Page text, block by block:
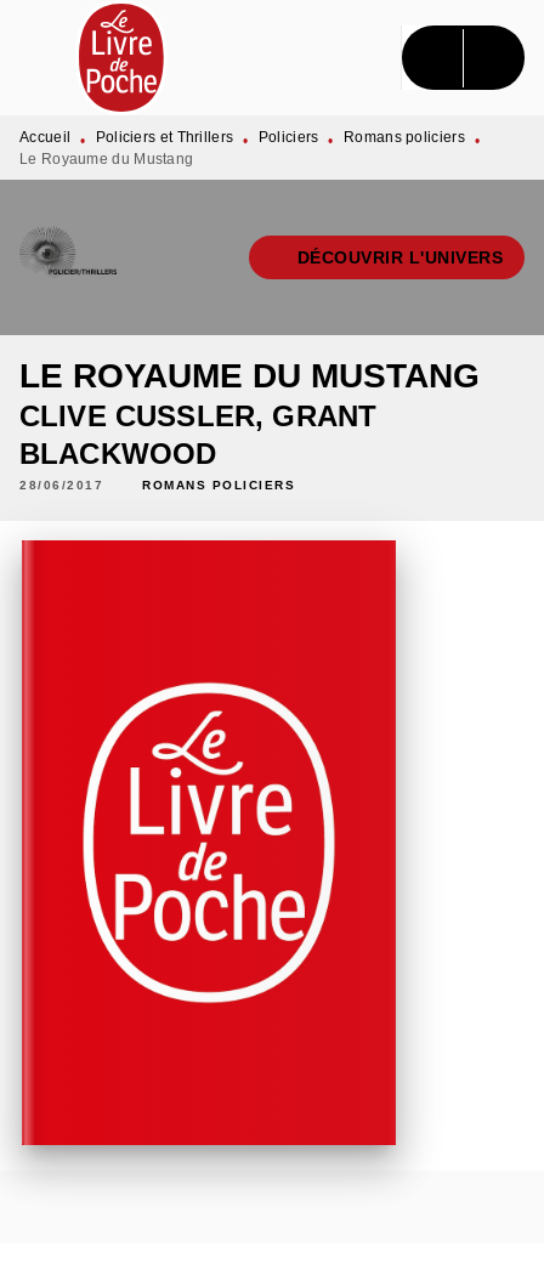
MENU RECHERCHE CONTENU
PIED DE PAGE
Accueil • Policiers et Thrillers • Policiers • Romans policiers •
Le Royaume du Mustang
DÉCOUVRIR L'UNIVERS
LE ROYAUME DU MUSTANG
CLIVE CUSSLER, GRANT
BLACKWOOD
28/06/2017 ROMANS POLICIERS